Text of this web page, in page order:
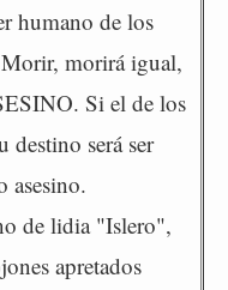
humano de los
Morir, morirá igual,
Si el de los
destino será ser
asesino.
de lidia "Islero",
apretados